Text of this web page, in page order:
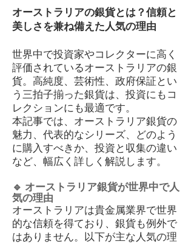
オーストラリアの銀貨とは？信頼と
美しさを兼ね備えた人気の理由
世界中で投資家やコレクターに高く
評価されているオーストラリアの銀
貨。高純度、芸術性、政府保証とい
う三拍子揃った銀貨は、投資にもコ
レクションにも最適です。
本記事では、オーストラリア銀貨の
魅力、代表的なシリーズ、どのよう
に購入すべきか、投資と収集の違い
など、幅広く詳しく解説します。
🔹 オーストラリア銀貨が世界中で人
気の理由
オーストラリアは貴金属業界で世界
的な信頼を得ており、銀貨も例外で
はありません。以下が主な人気の理